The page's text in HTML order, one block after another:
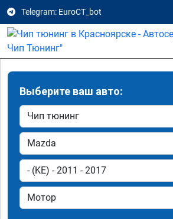
Telegram: EuroCT_bot
Выберите ваш авто: